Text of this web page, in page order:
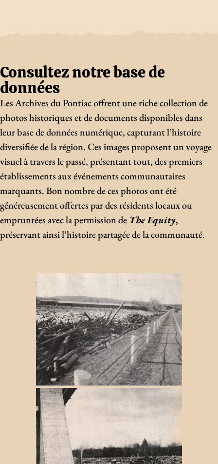
Consultez notre base de
données
Les Archives du Pontiac offrent une riche collection de
photos historiques et de documents disponibles dans
leur base de données numérique, capturant l’histoire
diversifiée de la région. Ces images proposent un voyage
visuel à travers le passé, présentant tout, des premiers
établissements aux événements communautaires
marquants. Bon nombre de ces photos ont été
généreusement offertes par des résidents locaux ou
empruntées avec la permission de The Equity,
préservant ainsi l’histoire partagée de la communauté.